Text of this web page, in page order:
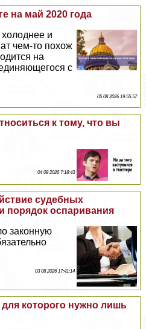
на май 2020 года
и
чем-то похож
на
с
05 08 2026 19:55:57
к тому, что вы
04 08 2026 7:18:43
судебных
порядок оспаривания
законную
03 08 2026 17:41:14
для которого нужно лишь